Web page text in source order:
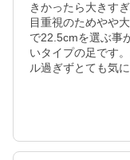
きかったら大きす
目重視のためやや
で22.5cmを選ぶ事
いタイプの足です
ル過ぎずとても気